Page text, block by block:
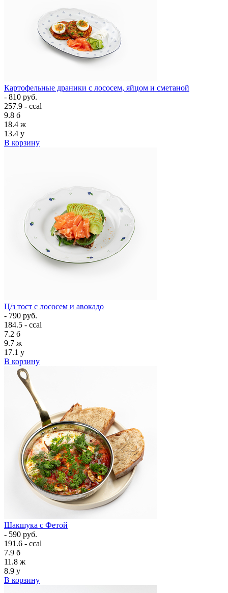
Картофельные драники с лососем, яйцом и сметаной
- 810 руб.
257.9 - ccal
9.8 б
18.4 ж
13.4 у
В корзину
Ц/з тост с лососем и авокадо
- 790 руб.
184.5 - ccal
7.2 б
9.7 ж
17.1 у
В корзину
Шакшука с Фетой
- 590 руб.
191.6 - ccal
7.9 б
11.8 ж
8.9 у
В корзину